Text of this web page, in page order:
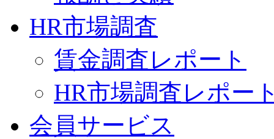
HR市場調査
賃金調査レポート
HR市場調査レポー
会員サービス